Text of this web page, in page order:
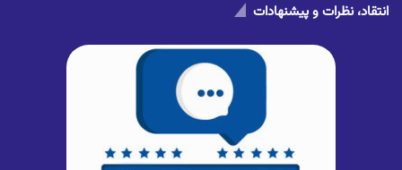
انتقاد، نظرات و پیشنهادات